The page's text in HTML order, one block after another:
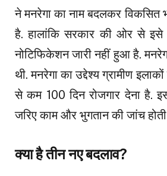
ने मनरेगा का नाम बदलकर विकसित
है. हालांकि सरकार की ओर से
नोटिफिकेशन जारी नहीं हुआ है.
थी. मनरेगा का उद्देश्य ग्रामीण
से कम 100 दिन रोजगार देना है.
जरिए काम और भुगतान की जांच
क्या है तीन नए बदलाव?